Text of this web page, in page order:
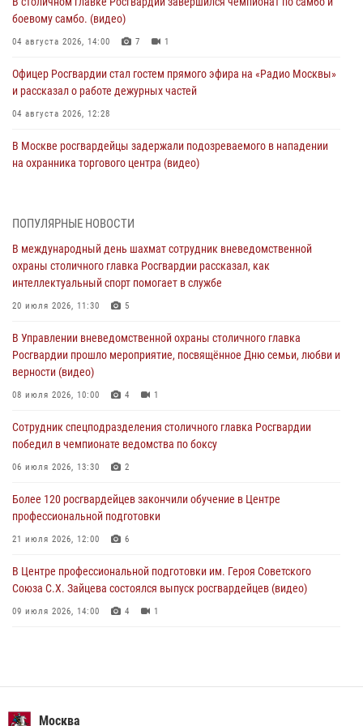
боевому самбо. (видео)
04 августа 2026, 14:00 7 1
Офицер Росгвардии стал гостем прямого эфира на «Радио Москвы»
и рассказал о работе дежурных частей
04 августа 2026, 12:28
В Москве росгвардейцы задержали подозреваемого в нападении
на охранника торгового центра (видео)
В Главном управлении Росгвардии по городу Москве подвели итоги
03 августа 2026, 13:00
На востоке Москвы сотрудники Росгвардии задержали мужчину,
находящегося в федеральном розыске (видео)
Росгвардия обеспечила правопорядок во время празднования Дня
воздушно-десантных войск в Москве (видео)
03 августа 2026, 08:00
Московские росгвардейцы пришли на помощь семье, у которой
сломался автомобиль на проезжей части (Видео)
02 августа 2026, 11:54
ПОПУЛЯРНЫЕ НОВОСТИ
В международный день шахмат сотрудник вневедомственной
охраны столичного главка Росгвардии рассказал, как
интеллектуальный спорт помогает в службе
20 июля 2026, 11:30 5
В Управлении вневедомственной охраны столичного главка
Росгвардии прошло мероприятие, посвящённое Дню семьи, любви и
верности (видео)
08 июля 2026, 10:00 4 1
Сотрудник спецподразделения столичного главка Росгвардии
победил в чемпионате ведомства по боксу
06 июля 2026, 13:30 2
Более 120 росгвардейцев закончили обучение в Центре
профессиональной подготовки
21 июля 2026, 12:00 6
В Центре профессиональной подготовки им. Героя Советского
Союза С.Х. Зайцева состоялся выпуск росгвардейцев (видео)
09 июля 2026, 14:00 4 1
Пазл счастливой жизни: история любви и службы сотрудников
Москва